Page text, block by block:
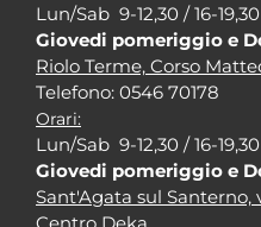
Lun/Sab 9-12,30 / 16-19,30
Giovedi pomeriggio e
Riolo Terme, Corso
Telefono: 0546 70178
Orari:
Lun/Sab 9-12,30 / 16-19,30
Giovedi pomeriggio e
Sant'Agata sul Santerno,